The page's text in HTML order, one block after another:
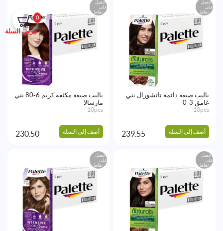
0
عرض السلة
احصل
على
نقاط
باليت صبغة دائمة ناتشورال بني
غامق 3-0
10pcs
أضف إلى السلة 239.55
احصل
على
نقاط
باليت صبغة مكثفة كريم 6-80 بني
مارسالا
10pcs
أضف إلى السلة 230.50
احصل
على
نقاط
احصل
على
نقاط